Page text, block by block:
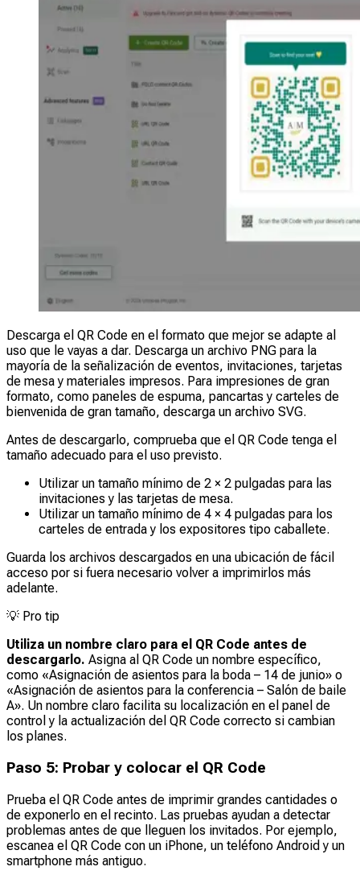
Descarga el QR Code en el formato que mejor se adapte al
uso que le vayas a dar. Descarga un archivo PNG para la
mayoría de la señalización de eventos, invitaciones, tarjetas
de mesa y materiales impresos. Para impresiones de gran
formato, como paneles de espuma, pancartas y carteles de
bienvenida de gran tamaño, descarga un archivo SVG.
Antes de descargarlo, comprueba que el QR Code tenga el
tamaño adecuado para el uso previsto.
Utilizar un tamaño mínimo de 2 × 2 pulgadas para las
invitaciones y las tarjetas de mesa.
Utilizar un tamaño mínimo de 4 × 4 pulgadas para los
carteles de entrada y los expositores tipo caballete.
Guarda los archivos descargados en una ubicación de fácil
acceso por si fuera necesario volver a imprimirlos más
adelante.
💡 Pro tip
Utiliza un nombre claro para el QR Code antes de
descargarlo. Asigna al QR Code un nombre específico,
como «Asignación de asientos para la boda – 14 de junio» o
«Asignación de asientos para la conferencia – Salón de baile
A». Un nombre claro facilita su localización en el panel de
control y la actualización del QR Code correcto si cambian
los planes.
Paso 5: Probar y colocar el QR Code
Prueba el QR Code antes de imprimir grandes cantidades o
de exponerlo en el recinto. Las pruebas ayudan a detectar
problemas antes de que lleguen los invitados. Por ejemplo,
escanea el QR Code con un iPhone, un teléfono Android y un
smartphone más antiguo.